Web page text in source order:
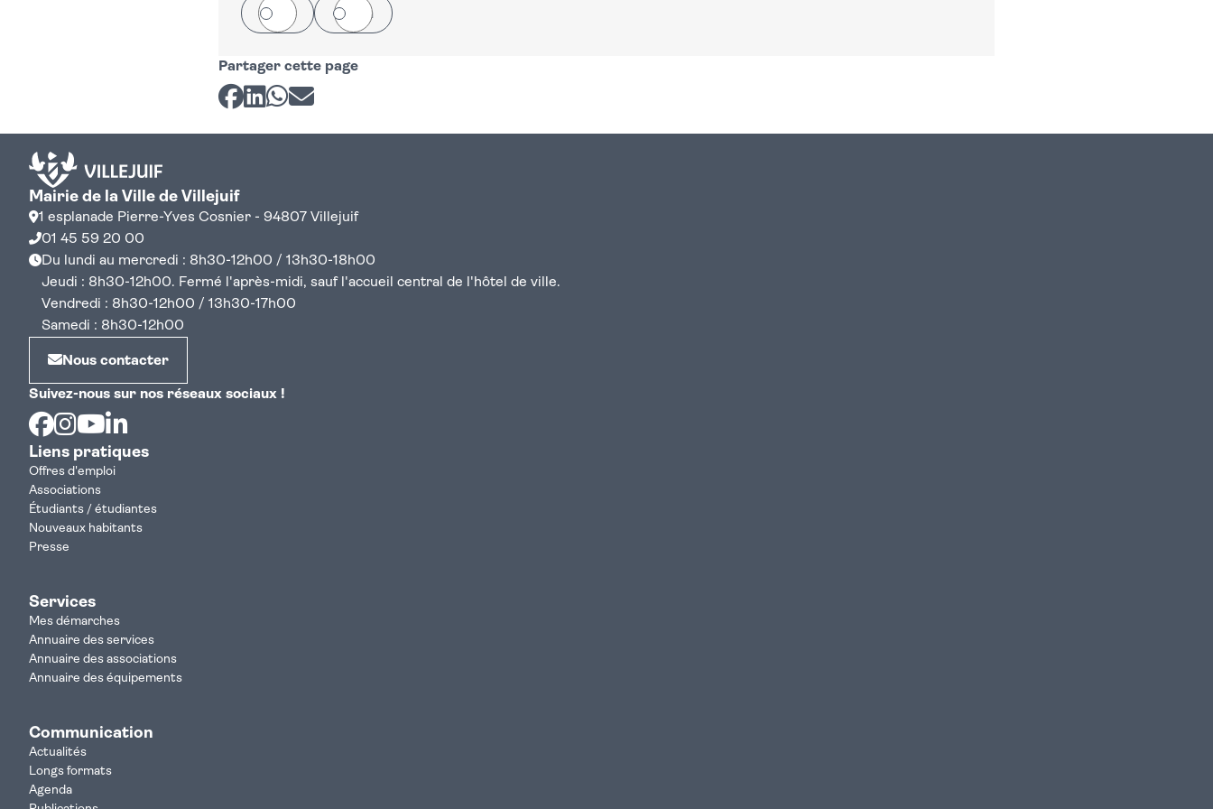
Oui Non
Partager cette page
Partager sur Facebook
Partager sur LinkedIn
Partager sur Whatsapp
Partager par courriel
Mairie de la Ville de Villejuif
1 esplanade Pierre-Yves Cosnier - 94807 Villejuif
01 45 59 20 00
Du lundi au mercredi : 8h30-12h00 / 13h30-18h00
Jeudi : 8h30-12h00. Fermé l'après-midi, sauf l'accueil central de l'hôtel de ville.
Vendredi : 8h30-12h00 / 13h30-17h00
Samedi : 8h30-12h00
Nous contacter
Suivez-nous sur nos réseaux sociaux !
Facebook
Instagram
Youtube
Liens pratiques
Offres d'emploi
Associations
Étudiants / étudiantes
Nouveaux habitants
Presse
Services
Mes démarches
Annuaire des services
Annuaire des associations
Annuaire des équipements
Communication
Actualités
Longs formats
Agenda